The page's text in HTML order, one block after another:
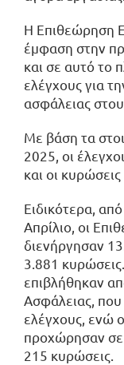
Η Επιθεώρηση
έμφαση στην
και σε αυτό το
ελέγχους για
ασφάλειας
Με βάση τα
2025, οι
και οι
Ειδικότερα,
Απρίλιο, οι
διενήργησαν
3.881
επιβλήθηκαν
Ασφάλειας,
ελέγχους, ενώ
προχώρησαν σε
215 κυρώσεις.